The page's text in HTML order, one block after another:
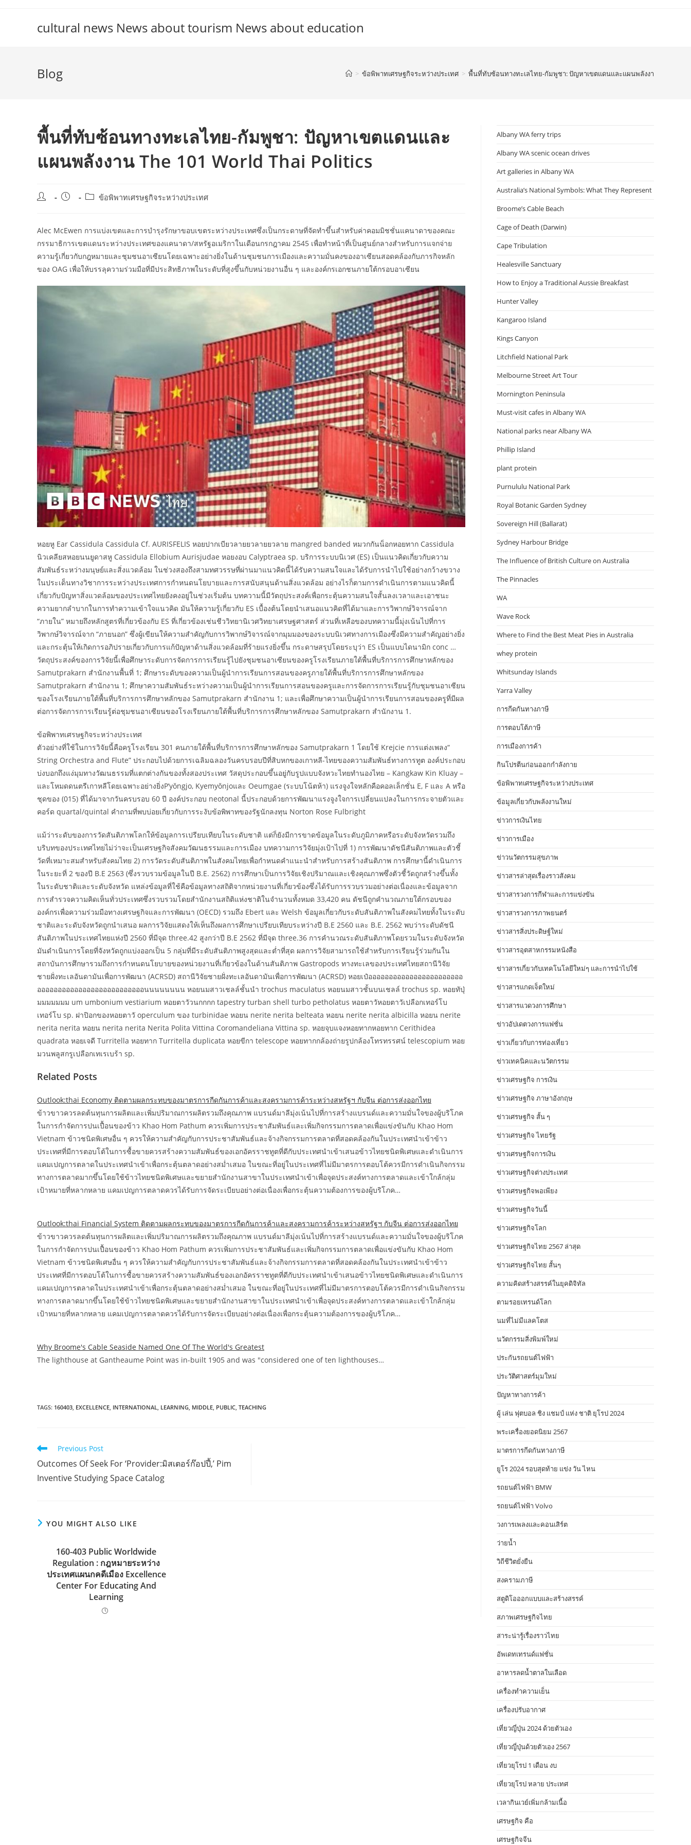
cultural news News about tourism News about education
Blog > ข้อพิพาทเศรษฐกิจระหว่างประเทศ > พื้นที่ทับซ้อนทางทะเลไทย-กัมพูชา: ปัญหาเขตแดนและแผนพลังงาน The 101
พื้นที่ทับซ้อนทางทะเลไทย-กัมพูชา: ปัญหาเขตแดนและ
แผนพลังงาน The 101 World Thai Politics
Post
Post
Postข้อพิพาทเศรษฐกิจระหว่างประเทศ
Alec McEwen การแบ่งเขตและการบำรุงรักษาขอบเขตระหว่างประเทศซึ่งเป็นกระดาษที่จัดทำขึ้นสำหรับค่าคอมมิชชั่นแคนาดาของคณะ
กรรมาธิการเขตแดนระหว่างประเทศของแคนาดา/สหรัฐอเมริกาในเดือนกรกฎาคม 2545 เพื่อทำหน้าที่เป็นศูนย์กลางสำหรับการแจกจ่าย
ความรู้เกี่ยวกับกฎหมายและชุมชนอาเซียนโดยเฉพาะอย่างยิ่งในด้านชุมชนการเมืองและความมั่นคงของอาเซียนสอดคล้องกับภารกิจหลัก
ของ OAG เพื่อให้บรรลุความร่วมมือที่มีประสิทธิภาพในระดับที่สูงขึ้นกับหน่วยงานอื่น ๆ และองค์กรเอกชนภายใต้กรอบอาเซียน
หอยหู Ear Cassidula Cassidula Cf. AURISFELIS หอยปากเบียวลายยวลายยวลาย mangred banded หมวกกันน็อกหอยทาก Cassidula
นิวเคลียสหอยนนยูดาสหู Cassidula Ellobium Aurisjudae หอยงอบ Calyptraea sp. บริการระบบนิเวศ (ES) เป็นแนวคิดเกี่ยวกับความ
สัมพันธ์ระหว่างมนุษย์และสิ่งแวดล้อม ในช่วงสองถึงสามทศวรรษที่ผ่านมาแนวคิดนี้ได้รับความสนใจและได้รับการนำไปใช้อย่างกว้างขวาง
ในประเด็นทางวิชาการระหว่างประเทศการกำหนดนโยบายและการสนับสนุนด้านสิ่งแวดล้อม อย่างไรก็ตามการดำเนินการตามแนวคิดนี้
เกี่ยวกับปัญหาสิ่งแวดล้อมของประเทศไทยยังคงอยู่ในช่วงเริ่มต้น บทความนี้มีวัตถุประสงค์เพื่อกระตุ้นความสนใจสั้นลงเวลาและเอาชนะ
ความยากลำบากในการทำความเข้าใจแนวคิด มันให้ความรู้เกี่ยวกับ ES เบื้องต้นโดยนำเสนอแนวคิดที่ได้มาและการวิพากษ์วิจารณ์จาก
“ภายใน” หมายถึงหลักสูตรที่เกี่ยวข้องกับ ES ที่เกี่ยวข้องเช่นชีววิทยานิเวศวิทยาเศรษฐศาสตร์ ส่วนที่เหลือของบทความนี้มุ่งเน้นไปที่การ
วิพากษ์วิจารณ์จาก “ภายนอก” ซึ่งผู้เขียนให้ความสำคัญกับการวิพากษ์วิจารณ์จากมุมมองของระบบนิเวศทางการเมืองซึ่งมีความสำคัญอย่างยิ่ง
และกระตุ้นให้เกิดการอภิปรายเกี่ยวกับการแก้ปัญหาด้านสิ่งแวดล้อมที่ร้ายแรงยิ่งขึ้น กระดาษสรุปโดยระบุว่า ES เป็นแบบไดนามิก conc …
วัตถุประสงค์ของการวิจัยนี้เพื่อศึกษาระดับการจัดการการเรียนรู้ไปยังชุมชนอาเซียนของครูโรงเรียนภายใต้พื้นที่บริการการศึกษาหลักของ
Samutprakarn สำนักงานพื้นที่ 1; ศึกษาระดับของความเป็นผู้นำการเรียนการสอนของครูภายใต้พื้นที่บริการการศึกษาหลักของ
Samutprakarn สำนักงาน 1; ศึกษาความสัมพันธ์ระหว่างความเป็นผู้นำการเรียนการสอนของครูและการจัดการการเรียนรู้กับชุมชนอาเซียน
ของโรงเรียนภายใต้พื้นที่บริการการศึกษาหลักของ Samutprakarn สำนักงาน 1; และเพื่อศึกษาความเป็นผู้นำการเรียนการสอนของครูที่มีผล
ต่อการจัดการการเรียนรู้ต่อชุมชนอาเซียนของโรงเรียนภายใต้พื้นที่บริการการศึกษาหลักของ Samutprakarn สำนักงาน 1.
ข้อพิพาทเศรษฐกิจระหว่างประเทศ
ตัวอย่างที่ใช้ในการวิจัยนี้คือครูโรงเรียน 301 คนภายใต้พื้นที่บริการการศึกษาหลักของ Samutprakarn 1 โดยใช้ Krejcie การแต่งเพลง“
String Orchestra and Flute” ประกอบไปด้วยการเฉลิมฉลองวันครบรอบปีที่สิบหกของเกาหลี-ไทยของความสัมพันธ์ทางการทูต องค์ประกอบ
บ่งบอกถึงแง่มุมทางวัฒนธรรมที่แตกต่างกันของทั้งสองประเทศ วัสดุประกอบขึ้นอยู่กับรูปแบบจังหวะไทยทำนองไทย – Kangkaw Kin Kluay –
และโหมดดนตรีเกาหลีโดยเฉพาะอย่างยิ่งP’yŏngjo, Kyemyŏnjoและ Oeumgae (ระบบโน้ตห้า) แรงจูงใจหลักคือคอลเล็กชั่น E, F และ A หรือ
ชุดของ (015) ที่ได้มาจากวันครบรอบ 60 ปี องค์ประกอบ neotonal นี้ประกอบด้วยการพัฒนาแรงจูงใจการเปลี่ยนแปลงในการกระจายตัวและ
คอร์ด quartal/quintal คำถามที่พบบ่อยเกี่ยวกับการระงับข้อพิพาทของรัฐนักลงทุน Norton Rose Fulbright
แม้ว่าระดับของการวัดสันติภาพโลกให้ข้อมูลการเปรียบเทียบในระดับชาติ แต่ก็ยังมีการขาดข้อมูลในระดับภูมิภาคหรือระดับจังหวัดรวมถึง
บริบทของประเทศไทยไม่ว่าจะเป็นเศรษฐกิจสังคมวัฒนธรรมและการเมือง บทความการวิจัยมุ่งเป้าไปที่ 1) การพัฒนาดัชนีสันติภาพและตัวชี้
วัดที่เหมาะสมสำหรับสังคมไทย 2) การวัดระดับสันติภาพในสังคมไทยเพื่อกำหนดคำแนะนำสำหรับการสร้างสันติภาพ การศึกษานี้ดำเนินการ
ในระยะที่ 2 ของปี B.E 2563 (ซึ่งรวบรวมข้อมูลในปี B.E. 2562) การศึกษาเป็นการวิจัยเชิงปริมาณและเชิงคุณภาพซึ่งตัวชี้วัดถูกสร้างขึ้นทั้ง
ในระดับชาติและระดับจังหวัด แหล่งข้อมูลที่ใช้คือข้อมูลทางสถิติจากหน่วยงานที่เกี่ยวข้องซึ่งได้รับการรวบรวมอย่างต่อเนื่องและข้อมูลจาก
การสำรวจความคิดเห็นทั่วประเทศซึ่งรวบรวมโดยสำนักงานสถิติแห่งชาติในจำนวนทั้งหมด 33,420 คน ดัชนีถูกคำนวณภายใต้กรอบของ
องค์กรเพื่อความร่วมมือทางเศรษฐกิจและการพัฒนา (OECD) รวมถึง Ebert และ Welsh ข้อมูลเกี่ยวกับระดับสันติภาพในสังคมไทยทั้งในระดับ
ชาติและระดับจังหวัดถูกนำเสนอ ผลการวิจัยแสดงให้เห็นถึงผลการศึกษาเปรียบเทียบระหว่างปี B.E 2560 และ B.E. 2562 พบว่าระดับดัชนี
สันติภาพในประเทศไทยแห่งปี 2560 ที่มีจุด three.42 สูงกว่าปี B.E 2562 ที่มีจุด three.36 การคำนวณระดับสันติภาพโดยรวมในระดับจังหวัด
มันดำเนินการโดยที่จังหวัดถูกแบ่งออกเป็น 5 กลุ่มที่มีระดับสันติภาพสูงสุดและต่ำที่สุด ผลการวิจัยสามารถใช้สำหรับการเรียนรู้ร่วมกันใน
สถาบันการศึกษารวมถึงการกำหนดนโยบายของหน่วยงานที่เกี่ยวข้องในด้านสันติภาพ Gastropods ทางทะเลของประเทศไทยสถานีวิจัย
ชายฝั่งทะเลอันดามันเพื่อการพัฒนา (ACRSD) สถานีวิจัยชายฝั่งทะเลอันดามันเพื่อการพัฒนา (ACRSD) หอยเป๋อออออออออออออออออออออออ
ออออออออออออออออออออออออออนนนนนนนน หอยนมสาวเชลล์ชั้นนำ trochus maculatus หอยนมสาวชั้นบนเชลล์ trochus sp. หอยทัปุ่
มมมมมมม um umbonium vestiarium หอยตาวัวนกกกก tapestry turban shell turbo petholatus หอยตาวัหอยตาวัเปลือกเทอร์โบ
เทอร์โบ sp. ฝาปิอกของหอยตาวั operculum ของ turbinidae หอยน nerite nerita belteata หอยน nerite nerita albicilla หอยน nerite
nerita nerita หอยน nerita nerita Nerita Polita Vittina Coromandeliana Vittina sp. หอยจุบแจงหอยทากหอยทาก Cerithidea
quadrata หอยเจดี Turritella หอยทาก Turritella duplicata หอยขีกา telescope หอยทากกล้องถ่ายรูปกล้องโทรทรรศน์ telescopium หอย
มวนพลูสกรูเปลือกเทเรเบร้า sp.
Related Posts
Outlook:thai Economy ติดตามผลกระทบของมาตรการกีดกันการค้าและสงครามการค้าระหว่างสหรัฐฯ กับจีน ต่อการส่งออกไทย
ข้าวขาวควรลดต้นทุนการผลิตและเพิ่มปริมาณการผลิตรวมถึงคุณภาพ แบรนด์มาลีมุ่งเน้นไปที่การสร้างแบรนด์และความมั่นใจของผู้บริโภค
ในการกำจัดการปนเปื้อนของข้าว Khao Hom Pathum ควรเพิ่มการประชาสัมพันธ์และเพิ่มกิจกรรมการตลาดเพื่อแข่งขันกับ Khao Hom
Vietnam ข้าวชนิดพิเศษอื่น ๆ ควรให้ความสำคัญกับการประชาสัมพันธ์และจ้างกิจกรรมการตลาดที่สอดคล้องกันในประเทศนำเข้าข้าว
ประเทศที่มีการตอบโต้ในการซื้อขายควรสร้างความสัมพันธ์ของเอกอัครราชทูตที่ดีกับประเทศนำเข้าเสนอข้าวไทยชนิดพิเศษและดำเนินการ
แคมเปญการตลาดในประเทศนำเข้าเพื่อกระตุ้นตลาดอย่างสม่ำเสมอ ในขณะที่อยู่ในประเทศที่ไม่มีมาตรการตอบโต้ควรมีการดำเนินกิจกรรม
ทางการตลาดมากขึ้นโดยใช้ข้าวไทยชนิดพิเศษและขยายสำนักงานสาขาในประเทศนำเข้าเพื่อจุดประสงค์ทางการตลาดและเข้าใกล้กลุ่ม
เป้าหมายที่หลากหลาย แคมเปญการตลาดควรได้รับการจัดระเบียบอย่างต่อเนื่องเพื่อกระตุ้นความต้องการของผู้บริโภค…
Outlook:thai Financial System ติดตามผลกระทบของมาตรการกีดกันการค้าและสงครามการค้าระหว่างสหรัฐฯ กับจีน ต่อการส่งออกไทย
ข้าวขาวควรลดต้นทุนการผลิตและเพิ่มปริมาณการผลิตรวมถึงคุณภาพ แบรนด์มาลีมุ่งเน้นไปที่การสร้างแบรนด์และความมั่นใจของผู้บริโภค
ในการกำจัดการปนเปื้อนของข้าว Khao Hom Pathum ควรเพิ่มการประชาสัมพันธ์และเพิ่มกิจกรรมการตลาดเพื่อแข่งขันกับ Khao Hom
Vietnam ข้าวชนิดพิเศษอื่น ๆ ควรให้ความสำคัญกับการประชาสัมพันธ์และจ้างกิจกรรมการตลาดที่สอดคล้องกันในประเทศนำเข้าข้าว
ประเทศที่มีการตอบโต้ในการซื้อขายควรสร้างความสัมพันธ์ของเอกอัครราชทูตที่ดีกับประเทศนำเข้าเสนอข้าวไทยชนิดพิเศษและดำเนินการ
แคมเปญการตลาดในประเทศนำเข้าเพื่อกระตุ้นตลาดอย่างสม่ำเสมอ ในขณะที่อยู่ในประเทศที่ไม่มีมาตรการตอบโต้ควรมีการดำเนินกิจกรรม
ทางการตลาดมากขึ้นโดยใช้ข้าวไทยชนิดพิเศษและขยายสำนักงานสาขาในประเทศนำเข้าเพื่อจุดประสงค์ทางการตลาดและเข้าใกล้กลุ่ม
เป้าหมายที่หลากหลาย แคมเปญการตลาดควรได้รับการจัดระเบียบอย่างต่อเนื่องเพื่อกระตุ้นความต้องการของผู้บริโภค…
Why Broome's Cable Seaside Named One Of The World's Greatest
The lighthouse at Gantheaume Point was in-built 1905 and was "considered one of ten lighthouses…
TAGS: 160403 EXCELLENCE INTERNATIONAL LEARNING MIDDLE PUBLIC TEACHING
Read
articles
Previous Post
Outcomes Of Seek For ‘Provider:มิสเตอร์ก๊อปปี้,’ Pim
Inventive Studying Space Catalog
YOU MIGHT ALSO LIKE
160-403 Public Worldwide
Regulation : กฎหมายระหว่าง
ประเทศแผนกคดีเมือง Excellence
Center For Educating And
Learning
Albany WA ferry trips
Albany WA scenic ocean drives
Art galleries in Albany WA
Australia’s National Symbols: What They Represent
Broome’s Cable Beach
Cage of Death (Darwin)
Cape Tribulation
Healesville Sanctuary
How to Enjoy a Traditional Aussie Breakfast
Hunter Valley
Kangaroo Island
Kings Canyon
Litchfield National Park
Melbourne Street Art Tour
Mornington Peninsula
Must-visit cafes in Albany WA
National parks near Albany WA
Phillip Island
plant protein
Purnululu National Park
Royal Botanic Garden Sydney
Sovereign Hill (Ballarat)
Sydney Harbour Bridge
The Influence of British Culture on Australia
The Pinnacles
WA
Wave Rock
Where to Find the Best Meat Pies in Australia
whey protein
Whitsunday Islands
Yarra Valley
การกีดกันทางภาษี
การตอบโต้ภาษี
การเมืองการค้า
กินโปรตีนก่อนออกกำลังกาย
ข้อพิพาทเศรษฐกิจระหว่างประเทศ
ข้อมูลเกี่ยวกับพลังงานใหม่
ข่าวการเงินไทย
ข่าวการเมือง
ข่าวนวัตกรรมสุขภาพ
ข่าวสารล่าสุดเรื่องราวสังคม
ข่าวสารวงการกีฬาและการแข่งขัน
ข่าวสารวงการภาพยนตร์
ข่าวสารสิ่งประดิษฐ์ใหม่
ข่าวสารอุตสาหกรรมหนังสือ
ข่าวสารเกี่ยวกับเทคโนโลยีใหม่ๆ และการนำไปใช้
ข่าวสารแกดเจ็ตใหม่
ข่าวสารแวดวงการศึกษา
ข่าวอัปเดตวงการแฟชั่น
ข่าวเกี่ยวกับการท่องเที่ยว
ข่าวเทคนิคและนวัตกรรม
ข่าวเศรษฐกิจ การเงิน
ข่าวเศรษฐกิจ ภาษาอังกฤษ
ข่าวเศรษฐกิจ สั้น ๆ
ข่าวเศรษฐกิจ ไทยรัฐ
ข่าวเศรษฐกิจการเงิน
ข่าวเศรษฐกิจต่างประเทศ
ข่าวเศรษฐกิจพอเพียง
ข่าวเศรษฐกิจวันนี้
ข่าวเศรษฐกิจโลก
ข่าวเศรษฐกิจไทย 2567 ล่าสุด
ข่าวเศรษฐกิจไทย สั้นๆ
ความคิดสร้างสรรค์ในยุคดิจิทัล
ตามรอยเทรนด์โลก
นมที่ไม่มีแลคโตส
นวัตกรรมสิ่งพิมพ์ใหม่
ประกันรถยนต์ไฟฟ้า
ประวัติศาสตร์มุมใหม่
ปัญหาทางการค้า
ผู้ เล่น ฟุตบอล ชิง แชมป์ แห่ง ชาติ ยุโรป 2024
พระเครื่องยอดนิยม 2567
มาตรการกีดกันทางภาษี
ยูโร 2024 รอบสุดท้าย แข่ง วัน ไหน
รถยนต์ไฟฟ้า BMW
รถยนต์ไฟฟ้า Volvo
วงการเพลงและคอนเสิร์ต
ว่ายน้ำ
วิถีชีวิตยั่งยืน
สงครามภาษี
สตูดิโอออกแบบและสร้างสรรค์
สภาพเศรษฐกิจไทย
สาระน่ารู้เรื่องราวไทย
อัพเดทเทรนด์แฟชั่น
อาหารลดน้ำตาลในเลือด
เครื่องทำความเย็น
เครื่องปรับอากาศ
เที่ยวญี่ปุ่น 2024 ด้วยตัวเอง
เที่ยวญี่ปุ่นด้วยตัวเอง 2567
เที่ยวยุโรป 1 เดือน งบ
เที่ยวยุโรป หลาย ประเทศ
เวลากินเวย์เพิ่มกล้ามเนื้อ
เศรษฐกิจ คือ
เศรษฐกิจจีน